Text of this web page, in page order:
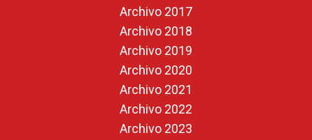
Archivo 2017
Archivo 2018
Archivo 2019
Archivo 2020
Archivo 2021
Archivo 2022
Archivo 2023